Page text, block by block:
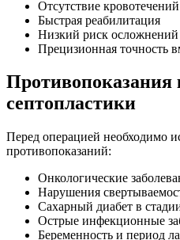
Отсутствие кровотечений
Быстрая реабилитация
Низкий риск осложнений
Прецизионная точность
Противопоказания
септопластики
Перед операцией необходимо
противопоказаний:
Онкологические
Нарушения
Сахарный диабет в
Острые инфекционные
Беременность и период